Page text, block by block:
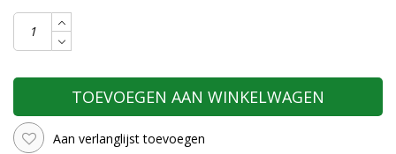
TOEVOEGEN AAN WINKELWAGEN
Aan verlanglijst toevoegen